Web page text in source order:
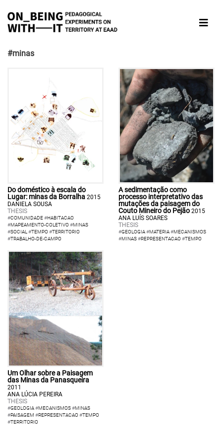
#minas
Do doméstico à escala do
Lugar: minas da Borralha 2015
DANIELA SOUSA
THESIS
#COMUNIDADE#HABITACAO
#MAPEAMENTO-COLETIVO#MINAS
#SOCIAL #TEMPO#TERRITORIO
#TRABALHO-DE-CAMPO
A sedimentação como
processo interpretativo das
mutações da paisagem do
Couto Mineiro do Pejão 2015
ANA LUÍS SOARES
THESIS
#GEOLOGIA#MATERIA#MECANISMOS
#MINAS#REPRESENTACAO#TEMPO
Um Olhar sobre a Paisagem
das Minas da Panasqueira
2011
ANA LÚCIA PEREIRA
THESIS
#GEOLOGIA#MECANISMOS#MINAS
#PAISAGEM #REPRESENTACAO#TEMPO
#TERRITORIO